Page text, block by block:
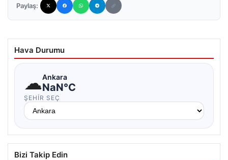
Paylaş:
Hava Durumu
☁Ankara
NaN°C
ŞEHIR SEÇ
Bizi Takip Edin